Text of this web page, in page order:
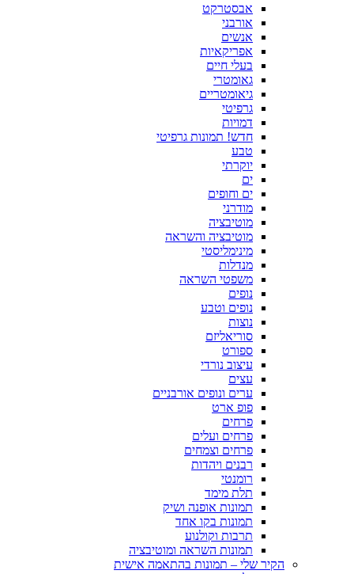
אבסטרקט
אורבני
אנשים
אפריקאיות
בעלי חיים
גאומטרי
גיאומטריים
גרפיטי
דמויות
חדש! תמונות גרפיטי
טבע
יוקרתי
ים
ים וחופים
מודרני
מוטיבציה
מוטיבציה והשראה
מינימליסטי
מנדלות
משפטי השראה
נופים
נופים וטבע
נוצות
סוריאליזם
ספורט
עיצוב נורדי
עצים
ערים ונופים אורבניים
פופ ארט
פרחים
פרחים ועלים
פרחים וצמחים
רבנים ויהדות
רומנטי
תלת מימד
תמונות אופנה ושיק
תמונות בקו אחד
תרבות וקולנוע
תמונות השראה ומוטיבציה
הקיר שלי – תמונות בהתאמה אישית